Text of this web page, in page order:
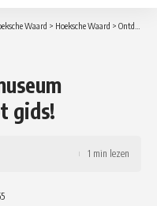
Waard > Hoeksche Waard > Ontdek meer in het museum Hoeksche Waard, mèt gids!
gids!
1 min lezen